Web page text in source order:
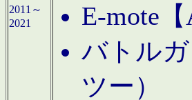
2011～
2021
E-mote
バトルガ
ツー）